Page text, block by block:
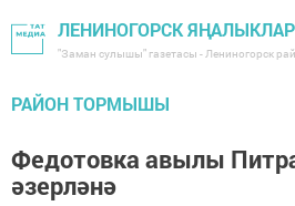
ЛЕНИНОГОРСК
"Заман сулышы" газетасы - Лениногорск
РАЙОН ТОРМЫШЫ
Федотовка авылы
әзерләнә